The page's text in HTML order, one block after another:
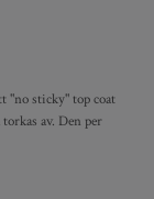
"no sticky" top coat
av. Den per